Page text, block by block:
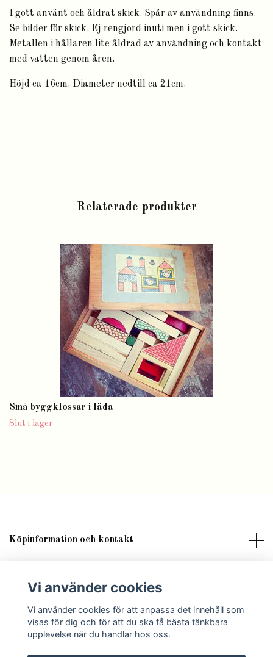
I gott använt och åldrat skick. Spår av användning finns.
Se bilder för skick. Ej rengjord inuti men i gott skick.
Metallen i hållaren lite åldrad av användning och kontakt
med vatten genom åren.
Höjd ca 16cm. Diameter nedtill ca 21cm.
Små byggklossar i låda
Slut i lager
Köpinformation och kontakt
Sociala medier
Vi använder cookies
Vi använder cookies för att anpassa det innehåll som
visas för dig och för att du ska få bästa tänkbara
upplevelse när du handlar hos oss.